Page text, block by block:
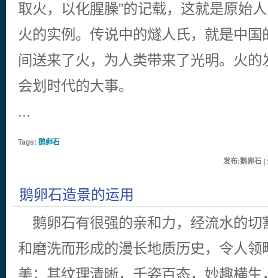
取火，以化腥臊”的记载，这就是原始
火的实例。传说中的燧人氏，就是中
间送来了火，为人类带来了光明。火
会划时代的大事。
...
Tags: 鹅卵石
发布:鹅卵石 |
鹅卵石造景的运用
鹅卵石有很强的亲和力，经流水的切
和磨洗而形成的漫长地质历史，令人
美；其纹理清晰，千姿百态，妙趣横